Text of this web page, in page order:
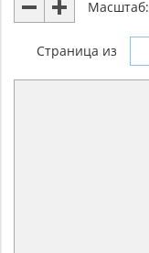
Масштаб:
Страница из